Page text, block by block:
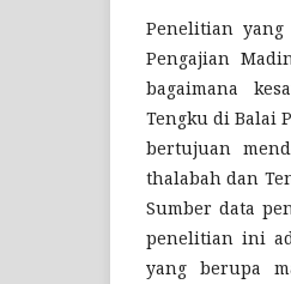
Penelitian
Pengajian
bagaimana
Tengku di Balai
bertujuan
thalabah dan
Sumber data
penelitian ini
yang berupa